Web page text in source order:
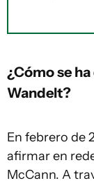
¿Cómo se
Wandelt?
En febrero de
afirmar en
McCann. A